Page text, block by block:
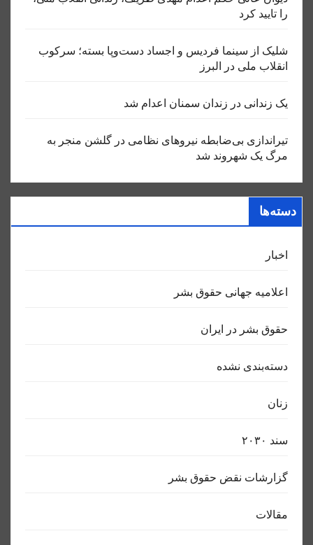
را تایید کرد
شلیک از سینما فردیس و اجساد دست‌وپا بسته؛ سرکوب
انقلاب ملی در البرز
یک زندانی در زندان سمنان اعدام شد
تیراندازی بی‌ضابطه نیروهای نظامی در گلشن منجر به
مرگ یک شهروند شد
دسته‌ها
اخبار
اعلاميه جهانی حقوق بشر
حقوق بشر در ایران
دسته‌بندی نشده
زنان
سند ٢٠٣٠
گزارشات نقض حقوق بشر
مقالات